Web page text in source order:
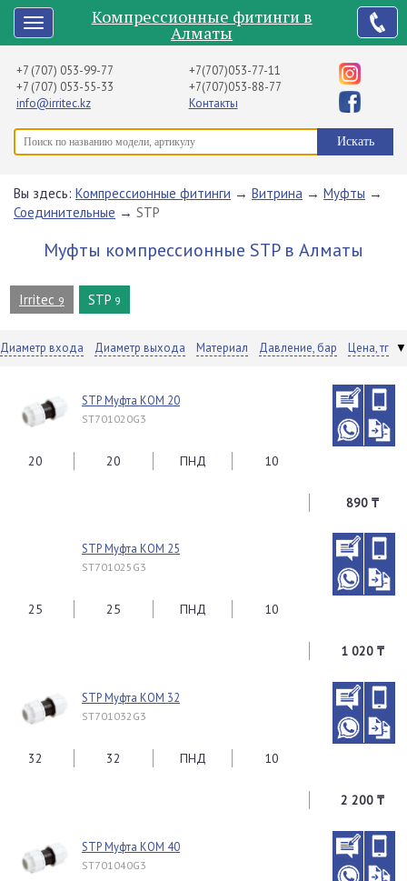
Компрессионные фитинги в
Алматы
+7 (707) 053-99-77
+7 (707) 053-55-33
info@irritec.kz
+7(707)053-77-11
+7(707)053-88-77
Контакты
Вы здесь: Компрессионные фитинги → Витрина → Муфты →
Соединительные → STP
Муфты компрессионные STP в Алматы
Irritec 9 STP 9
Диаметр входа Диаметр выхода Материал Давление, бар Цена, тг ▼
STP Муфта КОМ 20
ST701020G3
20 20 ПНД 10
890 ₸
STP Муфта КОМ 25
ST701025G3
25 25 ПНД 10
1 020 ₸
STP Муфта КОМ 32
ST701032G3
32 32 ПНД 10
2 200 ₸
STP Муфта КОМ 40
ST701040G3